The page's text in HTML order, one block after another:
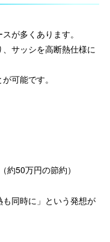
が多くあります。
サッシを高断熱仕様に
可能です。
50万円の節約）
同時に」という発想が